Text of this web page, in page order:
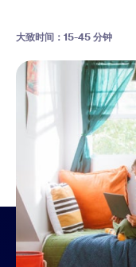
大致时间：15-45 分钟